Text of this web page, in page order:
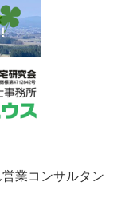
業コンサルタン